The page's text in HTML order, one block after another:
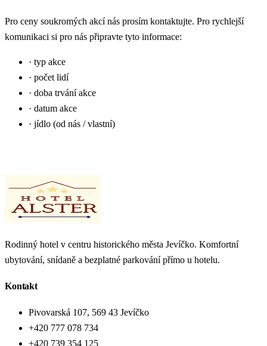
Pro ceny soukromých akcí nás prosím kontaktujte. Pro rychlejší
komunikaci si pro nás připravte tyto informace:
· typ akce
· počet lidí
· doba trvání akce
· datum akce
· jídlo (od nás / vlastní)
Rodinný hotel v centru historického města Jevíčko. Komfortní
ubytování, snídaně a bezplatné parkování přímo u hotelu.
Kontakt
Pivovarská 107, 569 43 Jevíčko
+420 777 078 734
+420 739 354 125